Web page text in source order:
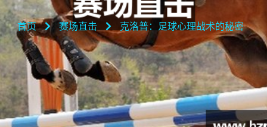
首页 赛场直击 克洛普：足球心理战术的秘密